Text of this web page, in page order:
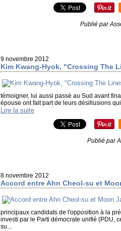
Publié par
9 novembre 2012
Kim Kwang-Hyok, "Crossing The
témoigner, lui aussi passé au Sud avant
épouse ont fait part de leurs désillusions
Lire la suite
Publié par
8 novembre 2012
Accord entre Ahn Cheol-su et
principaux candidats de l'opposition à la
investi par le Parti démocrate unifié (PDU,
su...